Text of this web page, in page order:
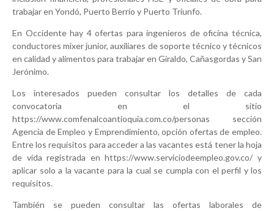
trabajar en Yondó, Puerto Berrío y Puerto Triunfo.
En Occidente hay 4 ofertas para ingenieros de oficina técnica,
conductores mixer junior, auxiliares de soporte técnico y técnicos
en calidad y alimentos para trabajar en Giraldo, Cañasgordas y San
Jerónimo.
Los interesados pueden consultar los detalles de cada
convocatoria en el sitio
https://www.comfenalcoantioquia.com.co/personas sección
Agencia de Empleo y Emprendimiento, opción ofertas de empleo.
Entre los requisitos para acceder a las vacantes está tener la hoja
de vida registrada en https://www.serviciodeempleo.gov.co/ y
aplicar solo a la vacante para la cual se cumpla con el perfil y los
requisitos.
También se pueden consultar las ofertas laborales de